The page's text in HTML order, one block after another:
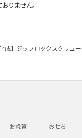
りません。
化成】ジップロックスクリュ
お歳暮 おせち